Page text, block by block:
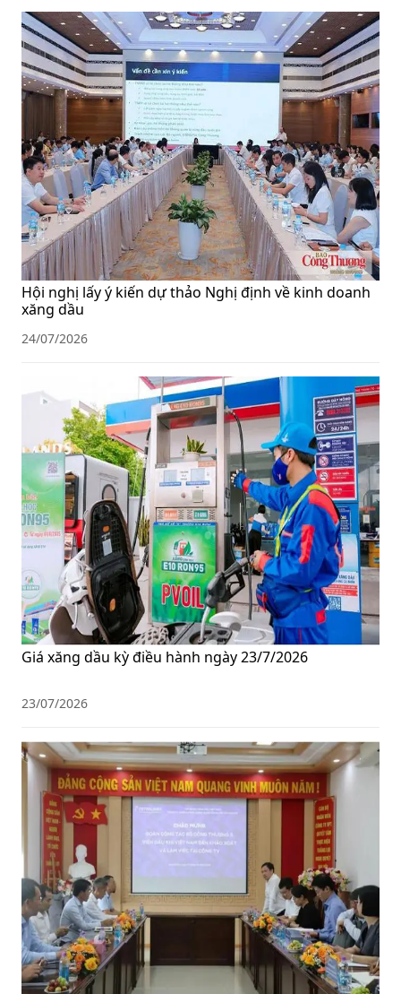
Hội nghị lấy ý kiến dự thảo Nghị định về kinh doanh
xăng dầu
24/07/2026
Giá xăng dầu kỳ điều hành ngày 23/7/2026
23/07/2026